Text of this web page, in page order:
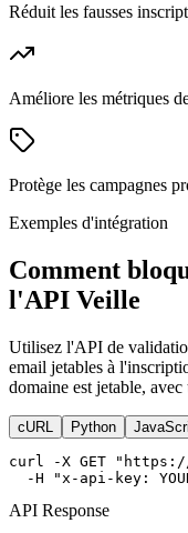
Réduit les fausses
Améliore les métriques
Protège les campagnes
Exemples d'intégration
Comment
l'API Veille
Utilisez l'API de
email jetables à
domaine est jetable,
cURL Python
curl -X GET
-H "x-api-key:
API Response